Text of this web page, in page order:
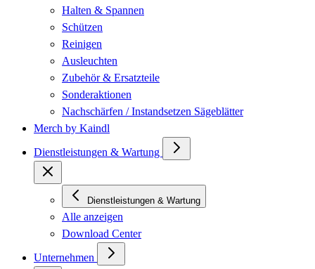
Halten & Spannen
Schützen
Reinigen
Ausleuchten
Zubehör & Ersatzteile
Sonderaktionen
Nachschärfen / Instandsetzen Sägeblätter
Merch by Kaindl
Dienstleistungen & Wartung
Dienstleistungen & Wartung
Alle anzeigen
Download Center
Unternehmen